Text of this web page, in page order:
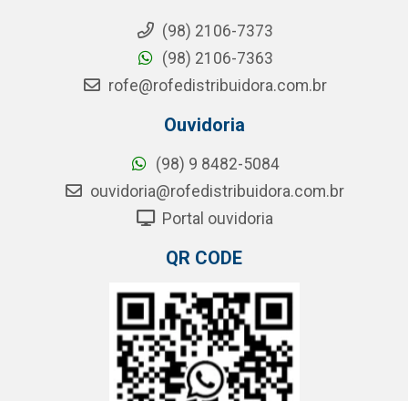
(98) 2106-7373
(98) 2106-7363
rofe@rofedistribuidora.com.br
Ouvidoria
(98) 9 8482-5084
ouvidoria@rofedistribuidora.com.br
Portal ouvidoria
QR CODE